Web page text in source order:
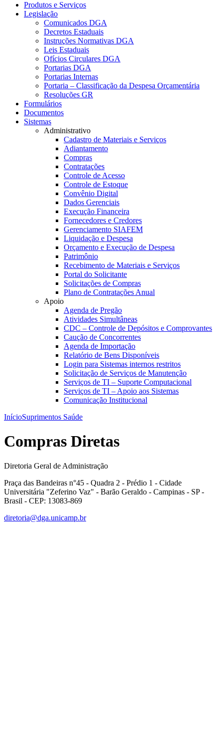
Produtos e Serviços
Legislação
Comunicados DGA
Decretos Estaduais
Instruções Normativas DGA
Leis Estaduais
Ofícios Circulares DGA
Portarias DGA
Portarias Internas
Portaria – Classificação da Despesa Orçamentária
Resoluções GR
Formulários
Documentos
Sistemas
Administrativo
Cadastro de Materiais e Serviços
Adiantamento
Compras
Contratações
Controle de Acesso
Controle de Estoque
Convênio Digital
Dados Gerenciais
Execução Financeira
Fornecedores e Credores
Gerenciamento SIAFEM
Liquidação e Despesa
Orçamento e Execução de Despesa
Patrimônio
Recebimento de Materiais e Serviços
Portal do Solicitante
Solicitações de Compras
Plano de Contratações Anual
Apoio
Agenda de Pregão
Atividades Simultâneas
CDC – Controle de Depósitos e Comprovantes
Caução de Concorrentes
Agenda de Importação
Relatório de Bens Disponíveis
Login para Sistemas internos restritos
Solicitação de Serviços de Manutenção
Serviços de TI – Suporte Computacional
Serviços de TI – Apoio aos Sistemas
Comunicação Institucional
InícioSuprimentos Saúde
Compras Diretas
Diretoria Geral de Administração
Praça das Bandeiras n°45 - Quadra 2 - Prédio 1 - Cidade
Universitária "Zeferino Vaz" - Barão Geraldo - Campinas - SP -
Brasil - CEP: 13083-869
diretoria@dga.unicamp.br